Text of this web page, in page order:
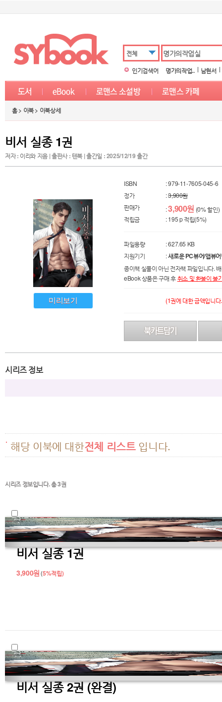
전체
인기검색어
명가의작업.. 남현서
홈 > 이북 > 이북상세
비서 실종 1권
저자 : 이리와 지음 | 출판사 : 텐북 | 출간일 : 2025/12/19 출간
미리보기
ISBN
: 979-11-7605-045-6
정가
:3,900원
판매가
:3,900원 (0% 할인)
적립금
: 195 p 적립(5%)
파일용량
: 627.65 KB
지원기기
:새로운 PC뷰어/앱뷰
종이책 실물이 아닌 전자책 파일입니다.
eBook 상품은 구매 후취소 및 환불이 불
(1권에 대한 금액입니다
시리즈 정보
해당 이북에 대한전체 리스트 입니다.
시리즈 정보입니다. 총3권
비서 실종 1권
3,900원(5%적립)
비서 실종 2권 (완결)